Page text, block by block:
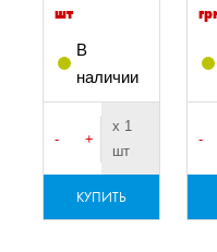
шт
В
наличии
- +
х 1
шт
КУПИТЬ
-